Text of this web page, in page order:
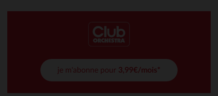
je m'abonne pour 3,99€/mois*